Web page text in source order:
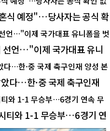
식 예정"…당사자는 공식 확
선언…"이제 국가대표 유니
다…한·중 국제 축구인재
티와 1-1 무승부…6경기 연